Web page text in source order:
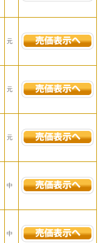
元
元
元
中
中